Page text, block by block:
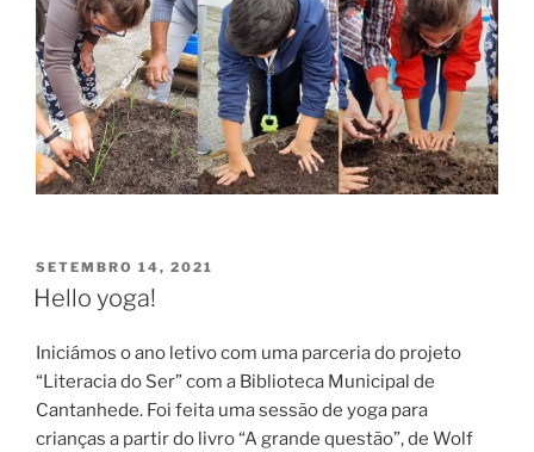
PUBLICADO
EM
SETEMBRO 14, 2021
Hello yoga!
Iniciámos o ano letivo com uma parceria do projeto
“Literacia do Ser” com a Biblioteca Municipal de
Cantanhede. Foi feita uma sessão de yoga para
crianças a partir do livro “A grande questão”, de Wolf